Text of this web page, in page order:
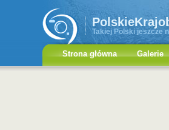
Takiej Polski jeszcze
Strona główna Galerie